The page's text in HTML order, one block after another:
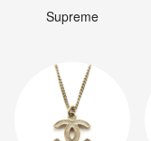
Supreme